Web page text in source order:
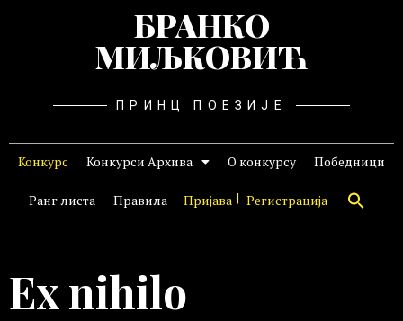
БРАНКО
МИЉКОВИЋ
ПРИНЦ ПОЕЗИЈЕ
Конкурс Конкурси Архива О конкурсу Победници
Ранг листа Правила Пријава Регистрација
Ex nihilo